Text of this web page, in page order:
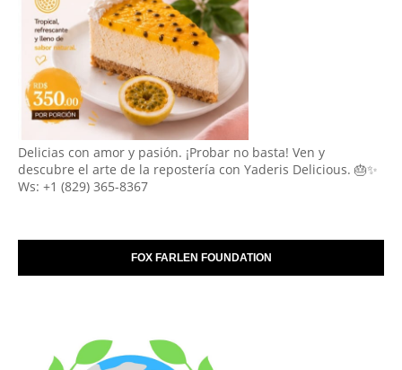
Delicias con amor y pasión. ¡Probar no basta! Ven y
descubre el arte de la repostería con Yaderis Delicious. 🎂✨
Ws: +1 (829) 365-8367
FOX FARLEN FOUNDATION